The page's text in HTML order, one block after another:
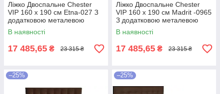
Ліжко Двоспальне Chester
VIP 160 х 190 см Etna-027 З
додатковою металевою
цільнозварною рамою
Коричневий
В наявності
17 485,65 ₴ 23 315 ₴
Ліжко Двоспальне Chester
VIP 160 х 190 см Madrit -0965
З додатковою металевою
цільнозварною рамою
Фіолетовий
В наявності
17 485,65 ₴ 23 315 ₴
–25% –25%